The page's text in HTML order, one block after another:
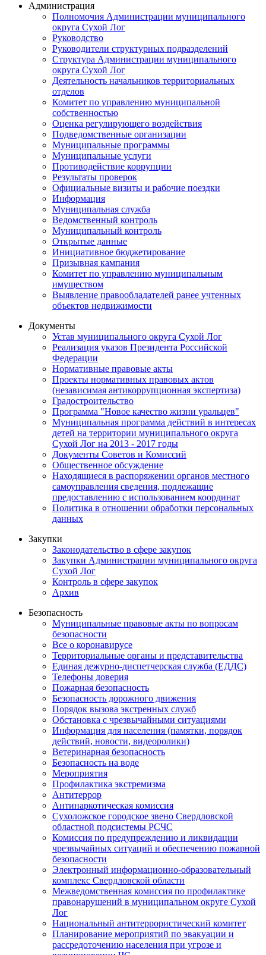
Администрация
Полномочия Администрации муниципального
округа Сухой Лог
Руководство
Руководители структурных подразделений
Структура Администрации муниципального
округа Сухой Лог
Деятельность начальников территориальных
отделов
Комитет по управлению муниципальной
собственностью
Оценка регулирующего воздействия
Подведомственные организации
Муниципальные программы
Муниципальные услуги
Противодействие коррупции
Результаты проверок
Официальные визиты и рабочие поездки
Информация
Муниципальная служба
Ведомственный контроль
Муниципальный контроль
Открытые данные
Инициативное бюджетирование
Призывная кампания
Комитет по управлению муниципальным
имуществом
Выявление правообладателей ранее учтенных
объектов недвижимости
Документы
Устав муниципального округа Сухой Лог
Реализация указов Президента Российской
Федерации
Нормативные правовые акты
Проекты нормативных правовых актов
(независимая антикоррупционная экспертиза)
Градостроительство
Программа "Новое качество жизни уральцев"
Муниципальная программа действий в интересах
детей на территории муниципального округа
Сухой Лог на 2013 - 2017 годы
Документы Советов и Комиссий
Общественное обсуждение
Находящиеся в распоряжении органов местного
самоуправления сведения, подлежащие
предоставлению с использованием координат
Политика в отношении обработки персональных
данных
Закупки
Законодательство в сфере закупок
Закупки Администрации муниципального округа
Сухой Лог
Контроль в сфере закупок
Архив
Безопасность
Муниципальные правовые акты по вопросам
безопасности
Все о коронавирусе
Территориальные органы и представительства
Единая дежурно-диспетчерская служба (ЕДДС)
Телефоны доверия
Пожарная безопасность
Безопасность дорожного движения
Порядок вызова экстренных служб
Обстановка с чрезвычайными ситуациями
Информация для населения (памятки, порядок
действий, новости, видеоролики)
Ветеринарная безопасность
Безопасность на воде
Мероприятия
Профилактика экстремизма
Антитеррор
Антинаркотическая комиссия
Сухоложское городское звено Свердловской
областной подсистемы РСЧС
Комиссия по предупреждению и ликвидации
чрезвычайных ситуаций и обеспечению пожарной
безопасности
Электронный информационно-образовательный
комплекс Cвердловской области
Межведомственная комиссия по профилактике
правонарушений в муниципальном округе Сухой
Лог
Национальный антитеррористический комитет
Планирование мероприятий по эвакуации и
рассредоточению населения при угрозе и